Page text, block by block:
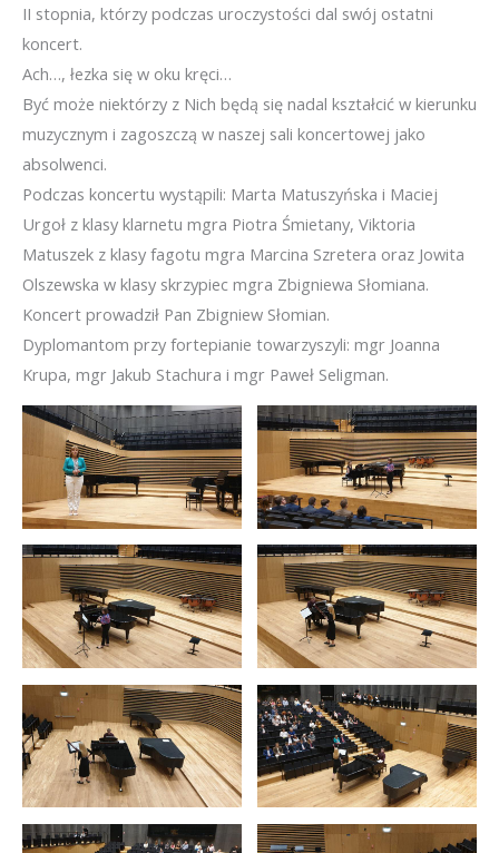
II stopnia, którzy podczas uroczystości dal swój ostatni
koncert.
Ach…, łezka się w oku kręci…
Być może niektórzy z Nich będą się nadal kształcić w kierunku
muzycznym i zagoszczą w naszej sali koncertowej jako
absolwenci.
Podczas koncertu wystąpili: Marta Matuszyńska i Maciej
Urgoł z klasy klarnetu mgra Piotra Śmietany, Viktoria
Matuszek z klasy fagotu mgra Marcina Szretera oraz Jowita
Olszewska w klasy skrzypiec mgra Zbigniewa Słomiana.
Koncert prowadził Pan Zbigniew Słomian.
Dyplomantom przy fortepianie towarzyszyli: mgr Joanna
Krupa, mgr Jakub Stachura i mgr Paweł Seligman.